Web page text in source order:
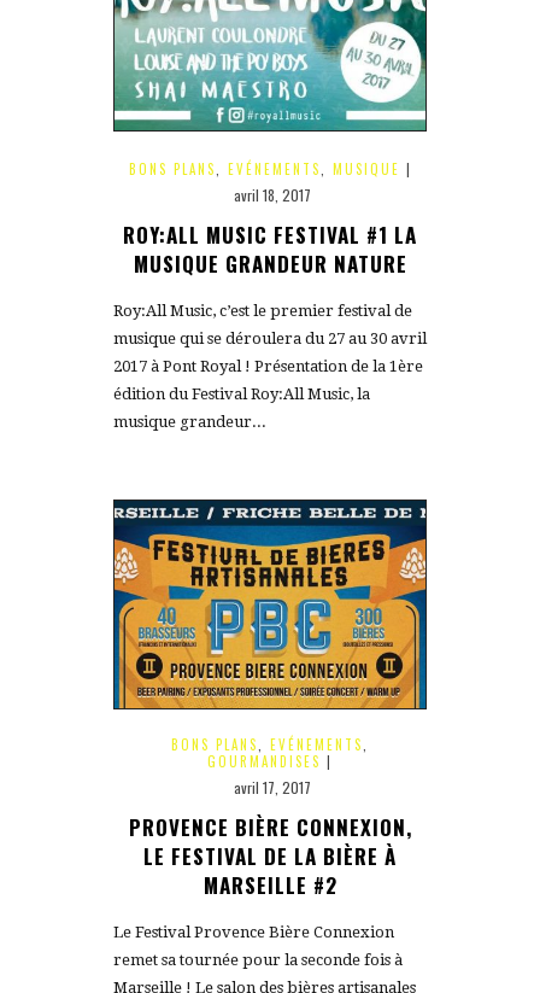
BONS PLANS, EVÉNEMENTS, MUSIQUE |
avril 18, 2017
ROY:ALL MUSIC FESTIVAL #1 LA
MUSIQUE GRANDEUR NATURE
Roy:All Music, c’est le premier festival de
musique qui se déroulera du 27 au 30 avril
2017 à Pont Royal ! Présentation de la 1ère
édition du Festival Roy:All Music, la
musique grandeur...
BONS PLANS, EVÉNEMENTS,
GOURMANDISES |
avril 17, 2017
PROVENCE BIÈRE CONNEXION,
LE FESTIVAL DE LA BIÈRE À
MARSEILLE #2
Le Festival Provence Bière Connexion
remet sa tournée pour la seconde fois à
Marseille ! Le salon des bières artisanales